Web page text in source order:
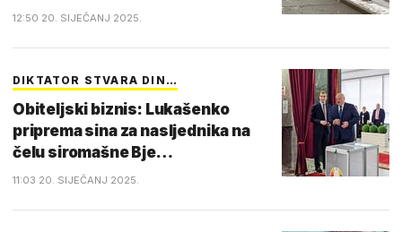
12:50 20. SIJEČANJ 2025.
DIKTATOR STVARA DIN…
Obiteljski biznis: Lukašenko
priprema sina za nasljednika na
čelu siromašne Bje…
11:03 20. SIJEČANJ 2025.